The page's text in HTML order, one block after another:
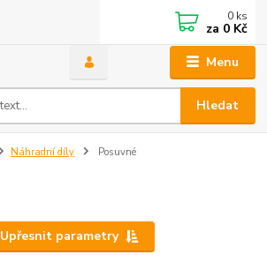
Menu
Hledat
0 ks
za 0 Kč
Náhradní díly Posuvné
Upřesnit parametry